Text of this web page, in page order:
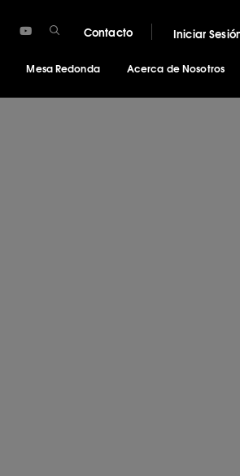
Contacto Iniciar
Mesa Redonda Acerca de Nosotros